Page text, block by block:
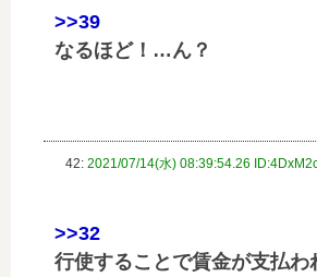
>>39
なるほど！…ん？
42: 2021/07/14(水) 08:39:54.26
>>32
行使することで賃金が支払わ